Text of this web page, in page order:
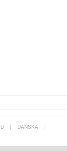
| DANSKA
|